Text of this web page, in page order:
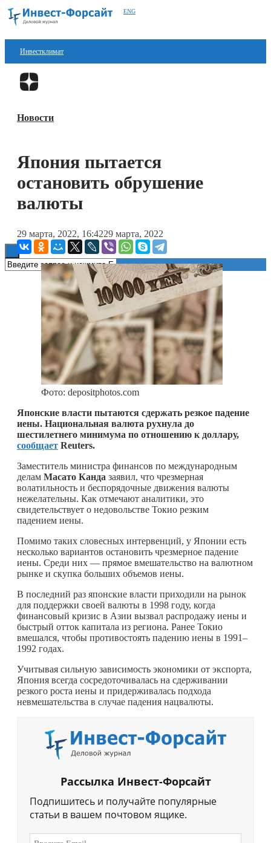
ENG
Инвестклимат
Финансы
Блокчейн
Новости
Япония пытается
остановить обрушение
валюты
29 марта, 2022, 16:4229 марта, 2022
Фото: depositphotos.com
Японские власти пытаются сдержать резкое падение
иены. Национальная валюта рухнула до
шестилетнего минимума по отношению к доллару,
сообщает Reuters.
Заместитель министра финансов по международным
делам Масато Канда заявил, что чрезмерная
волатильность и беспорядочные движения валюты
нежелательны. Как отмечают аналитики, это
свидетельствует о недовольстве Токио резким
падением иены.
Помимо таких словесных интервенций, у Японии есть
несколько вариантов остановить чрезмерное падение
иены. Среди них — прямое вмешательство на валютном
рынке и скупка больших объемов иены.
В последний раз японские власти приходили на рынок
для поддержки своей валюты в 1998 году, когда
финансовый кризис в Азии вызвал распродажу иены и
быстрый отток капитала из региона. Ранее Токио
вмешался, чтобы противостоять падению иены в 1991–
1992 годах.
Учитывая сильную зависимость экономики от экспорта,
Япония всегда сосредоточивалась на сдерживании
резкого роста иены и придерживалась подхода
невмешательства в случае падения нацвалюты.
Рассылка Инвест-Форсайт
Подпишитесь и получайте популярные
статьи в вашем почтовом ящике.